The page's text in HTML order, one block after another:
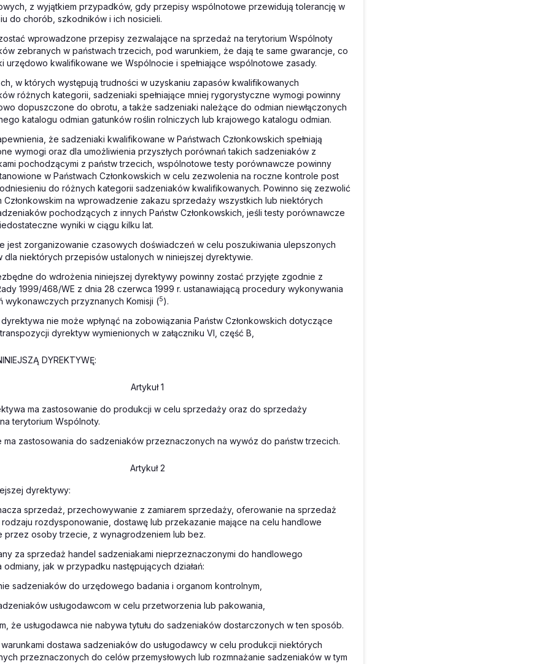
z wyjątkiem przypadków, gdy przepisy wspólnotowe przewidują tolerancję w
do chorób, szkodników i ich nosicieli.
wprowadzone przepisy zezwalające na sprzedaż na terytorium Wspólnoty
zebranych w państwach trzecich, pod warunkiem, że dają te same gwarancje, co
urzędowo kwalifikowane we Wspólnocie i spełniające wspólnotowe zasady.
w których występują trudności w uzyskaniu zapasów kwalifikowanych
różnych kategorii, sadzeniaki spełniające mniej rygorystyczne wymogi powinny
dopuszczone do obrotu, a także sadzeniaki należące do odmian niewłączonych
katalogu odmian gatunków roślin rolniczych lub krajowego katalogu odmian.
że sadzeniaki kwalifikowane w Państwach Członkowskich spełniają
wymogi oraz dla umożliwienia przyszłych porównań takich sadzeniaków z
pochodzącymi z państw trzecich, wspólnotowe testy porównawcze powinny
w Państwach Członkowskich w celu zezwolenia na roczne kontrole post
do różnych kategorii sadzeniaków kwalifikowanych. Powinno się zezwolić
Członkowskim na wprowadzenie zakazu sprzedaży wszystkich lub niektórych
pochodzących z innych Państw Członkowskich, jeśli testy porównawcze
wyniki w ciągu kilku lat.
jest zorganizowanie czasowych doświadczeń w celu poszukiwania ulepszonych
dla niektórych przepisów ustalonych w niniejszej dyrektywie.
do wdrożenia niniejszej dyrektywy powinny zostać przyjęte zgodnie z
1999/468/WE z dnia 28 czerwca 1999 r. ustanawiającą procedury wykonywania
wykonawczych przyznanych Komisji (5).
nie może wpłynąć na zobowiązania Państw Członkowskich dotyczące
dyrektyw wymienionych w załączniku VI, część B,
DYREKTYWĘ:
Artykuł 1
ma zastosowanie do produkcji w celu sprzedaży oraz do sprzedaży
terytorium Wspólnoty.
ma zastosowania do sadzeniaków przeznaczonych na wywóz do państw trzecich.
Artykuł 2
dyrektywy:
sprzedaż, przechowywanie z zamiarem sprzedaży, oferowanie na sprzedaż
rozdysponowanie, dostawę lub przekazanie mające na celu handlowe
przez osoby trzecie, z wynagrodzeniem lub bez.
za sprzedaż handel sadzeniakami nieprzeznaczonymi do handlowego
jak w przypadku następujących działań:
sadzeniaków do urzędowego badania i organom kontrolnym,
usługodawcom w celu przetworzenia lub pakowania,
że usługodawca nie nabywa tytułu do sadzeniaków dostarczonych w ten sposób.
dostawa sadzeniaków do usługodawcy w celu produkcji niektórych
przeznaczonych do celów przemysłowych lub rozmnażanie sadzeniaków w tym